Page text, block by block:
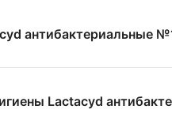
антибактериальные
Lactacyd